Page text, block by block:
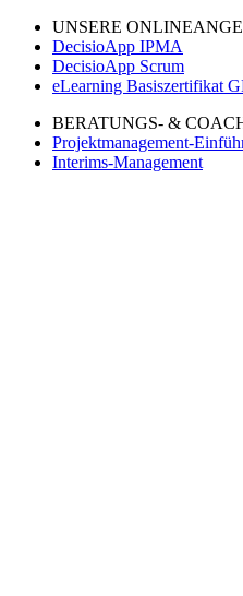
UNSERE
DecisioApp IPMA
DecisioApp Scrum
eLearning Basiszertifikat
BERATUNGS- &
Projektmanagement-
Interims-Management